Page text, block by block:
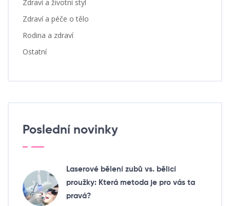
Zdraví a životní styl
Zdraví a péče o tělo
Rodina a zdraví
Ostatní
Poslední novinky
Laserové bělení zubů vs. bělicí
proužky: Která metoda je pro vás ta
pravá?